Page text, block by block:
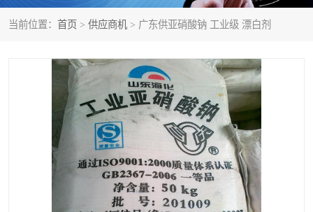
当前位置： 首页 > 供应商机 > 广东供亚硝酸钠 工业级 漂白剂
聚合氯化铝 焦磷酸二氢二钠
焦亚硫酸钠 磷酸三钠
一水葡萄糖
聚丙烯酰胺 一水柠檬酸
磷酸氢二钠 葡萄糖酸钠
磷酸二氢钾